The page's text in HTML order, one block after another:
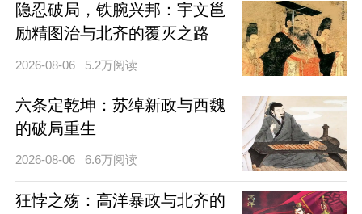
隐忍破局，铁腕兴邦：宇文邕
励精图治与北齐的覆灭之路
2026-08-06 5.2万阅读
六条定乾坤：苏绰新政与西魏
的破局重生
2026-08-06 6.6万阅读
狂悖之殇：高洋暴政与北齐的